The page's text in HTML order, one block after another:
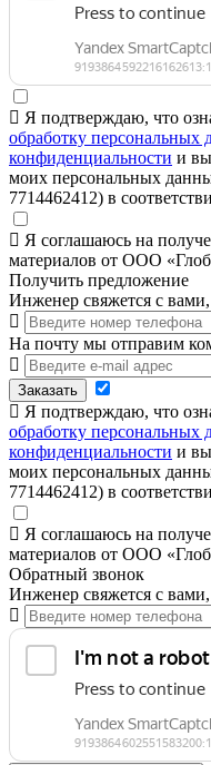
Я подтверждаю, что
обработку персональных
конфиденциальности и
моих персональных
7714462412) в
Я соглашаюсь на
материалов от ООО
Получить предложение
Инженер свяжется с вами,
На почту мы отправим
Заказать
Я подтверждаю, что
обработку персональных
конфиденциальности и
моих персональных
7714462412) в
Я соглашаюсь на
материалов от ООО
Обратный звонок
Инженер свяжется с вами,